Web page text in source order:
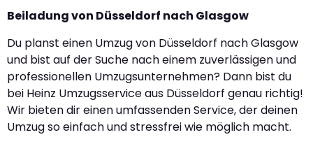
Beiladung von Düsseldorf nach Glasgow
Du planst einen Umzug von Düsseldorf nach Glasgow
und bist auf der Suche nach einem zuverlässigen und
professionellen Umzugsunternehmen? Dann bist du
bei Heinz Umzugsservice aus Düsseldorf genau richtig!
Wir bieten dir einen umfassenden Service, der deinen
Umzug so einfach und stressfrei wie möglich macht.